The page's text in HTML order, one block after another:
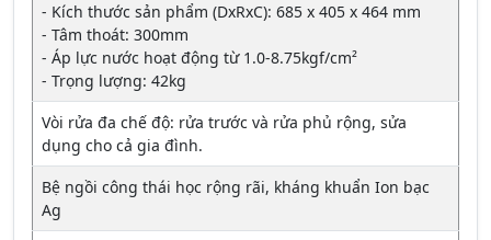
- Kích thước sản phẩm (DxRxC): 685 x 405 x 464 mm
- Tâm thoát: 300mm
- Áp lực nước hoạt động từ 1.0-8.75kgf/cm²
- Trọng lượng: 42kg
Vòi rửa đa chế độ: rửa trước và rửa phủ rộng, sửa
dụng cho cả gia đình.
Bệ ngồi công thái học rộng rãi, kháng khuẩn Ion bạc
Ag